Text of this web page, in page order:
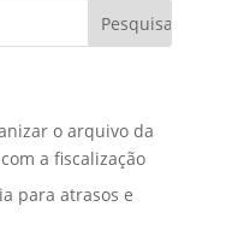
o arquivo da
a fiscalização
para atrasos e